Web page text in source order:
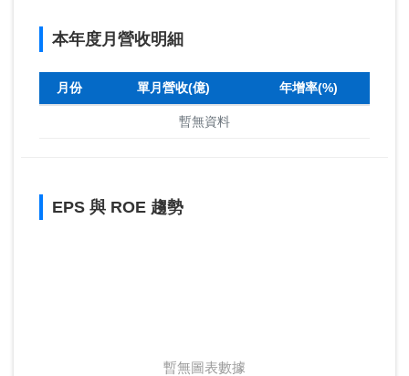
本年度月營收明細
月份 單月營收(億) 年增率(%)
暫無資料
EPS 與 ROE 趨勢
暫無圖表數據